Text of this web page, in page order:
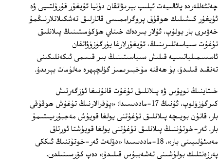
چەتئەللەردە پائالىيەت ئېلىپ بېرىۋاتقان دۇنيا ئۇيغۇر قۇرۇلتىيى ۋە
ئۇيغۇر كىشىلىك ھوقۇق پروگراممىسى قاتارلىق تەشكىلاتلارنىڭمۇ
خەۋىرى بار بولۇپ، ئۇلار بىردەك خىتاي ھۆكۈمىتىنىڭ پىلانلىق
تۇغۇت سىياسەتلىرىنىڭ، ئۇيغۇرلارغا يۈرگۈزۈۋاتقان
ئاسسىمىلياتسىيە قىلىش سىياسىتىنىڭ بىر قىسمى ئىكەنلىكىنى
تەنقىد قىلىدۇ، بۇ ھەقتە مۇخبىرىمىز گۈلچېھرە مەلۇمات بېرىدۇ.
خىتاينىڭ نوپۇس ۋە پىلانلىق تۇغۇت قانۇنىغا ئۆزگەرتىش
كىرگۈزۈلۈپ، ئۇنىڭ 17-ماددىسىدا: «پۇقرالارنىڭ تۇغۇش ھوقۇقى
بار، قانۇن بويىچە پىلانلىق تۇغۇتنى يولغا قويۇش مەجبۇرىيىتىمۇ
بار. ئەر-خوتۇننىڭ پىلانلىق تۇغۇتنى يولغا قويۇشتا ئورتاق
مەسئۇلىيىتى بار»، 18-ماددىسىدا «دۆلەت ئەر-خوتۇننىڭ ئىككى
پەرزەنتلىك بولۇشىنى تەشەببۇس قىلىدۇ» دەپ كۆرسىتىلدى.